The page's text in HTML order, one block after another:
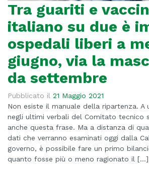
Tra guariti e
italiano su due è
ospedali liberi a
giugno, via la
da settembre
Pubblicato il 21 Maggio 2021
Non esiste il manuale della ripartenza. A
negli ultimi verbali del Comitato tecnico
anche questa frase. Ma a distanza di
dati che verranno esaminati oggi dalla
governo, è possibile fare un primo
quanto fosse più o meno ragionato il […]